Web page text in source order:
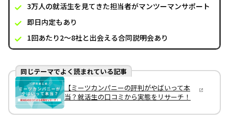
3万人の就活生を見てきた担当者がマンツーマンサポート
即日内定もあり
1回あたり2～8社と出会える合同説明会あり
同じテーマでよく読まれている記事
【ミーツカンパニーの評判がやばいって本
当？就活生の口コミから実態をリサーチ！